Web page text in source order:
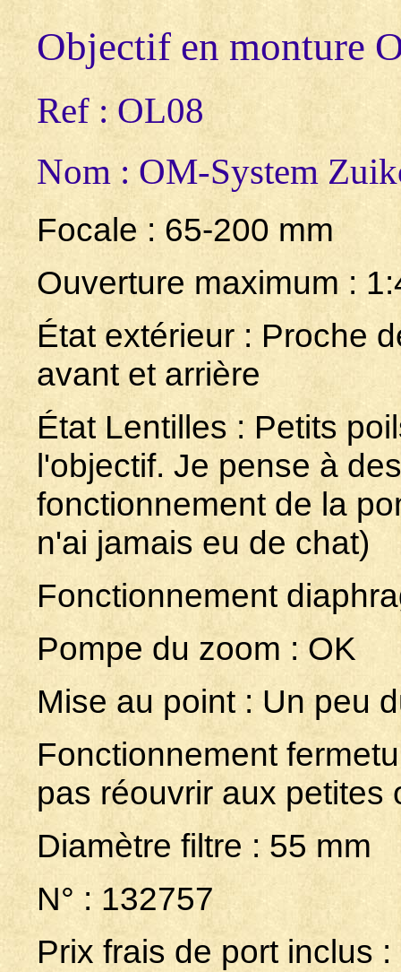
Objectif en monture
Ref : OL08
Nom : OM-System
Focale : 65-200 mm
Ouverture maximum :
État extérieur : Proche
avant et arrière
État Lentilles : Petits
l'objectif. Je pense à
fonctionnement de la
n'ai jamais eu de chat)
Fonctionnement
Pompe du zoom : OK
Mise au point : Un peu
Fonctionnement
pas réouvrir aux petites
Diamètre filtre : 55 mm
N° : 132757
Prix frais de port inclus :